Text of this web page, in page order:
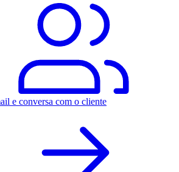
e conversa com o cliente